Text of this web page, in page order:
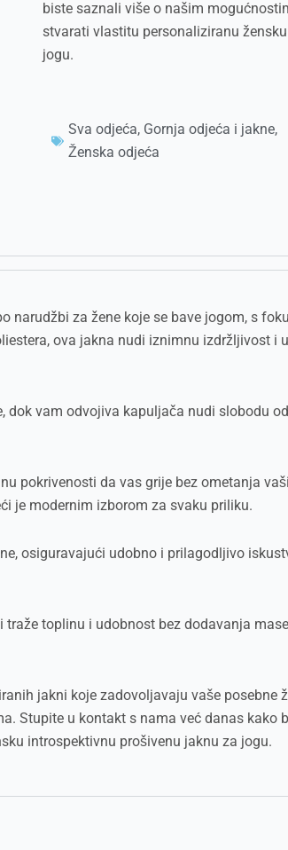
biste saznali više o našim
stvarati vlastitu personaliziranu
jogu.
Sva odjeća, Gornja odjeća i jakne,
Ženska odjeća
narudžbi za žene koje se bave jogom, s
ova jakna nudi iznimnu izdržljivost i
vam odvojiva kapuljača nudi slobodu
pokrivenosti da vas grije bez ometanja
je modernim izborom za svaku priliku.
osiguravajući udobno i prilagodljivo
toplinu i udobnost bez dodavanja
jakni koje zadovoljavaju vaše posebne
Stupite u kontakt s nama već danas kako
introspektivnu prošivenu jaknu za jogu.